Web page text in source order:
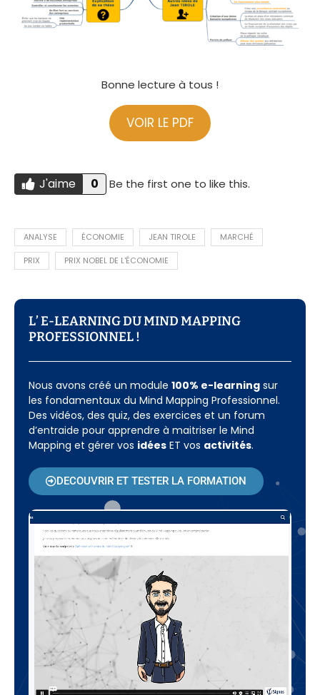
Bonne lecture à tous !
VOIR LE PDF
Do you like this? J'AIME
J'aime 0 Be the first one to like this.
ANALYSE ÉCONOMIE JEAN TIROLE MARCHÉ
PRIX PRIX NOBEL DE L'ÉCONOMIE
L’ E-LEARNING DU MIND MAPPING
PROFESSIONNEL !​
Nous avons créé un module 100% e-learning sur
les fondamentaux du Mind Mapping Professionnel.
Des vidéos, des quiz, des exercices et un forum
d’entraide pour apprendre à maitriser le Mind
Mapping et gérer vos idées ET vos activités.
DECOUVRIR ET TESTER LA FORMATION